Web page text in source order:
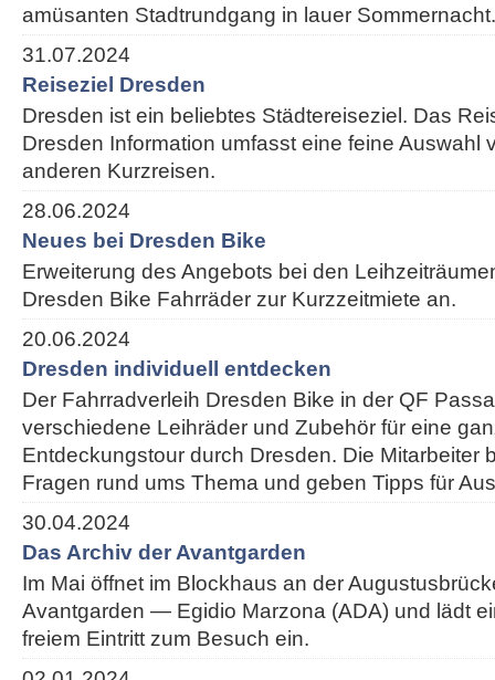
amüsanten Stadtrundgang in lauer Sommernacht.
31.07.2024
Reiseziel Dresden
Dresden ist ein beliebtes Städtereiseziel. Das
Dresden Information umfasst eine feine Auswahl
anderen Kurzreisen.
28.06.2024
Neues bei Dresden Bike
Erweiterung des Angebots bei den
Dresden Bike Fahrräder zur Kurzzeitmiete an.
20.06.2024
Dresden individuell entdecken
Der Fahrradverleih Dresden Bike in der QF
verschiedene Leihräder und Zubehör für eine
Entdeckungstour durch Dresden. Die Mitarbeiter
Fragen rund ums Thema und geben Tipps für
30.04.2024
Das Archiv der Avantgarden
Im Mai öffnet im Blockhaus an der
Avantgarden — Egidio Marzona (ADA) und lädt
freiem Eintritt zum Besuch ein.